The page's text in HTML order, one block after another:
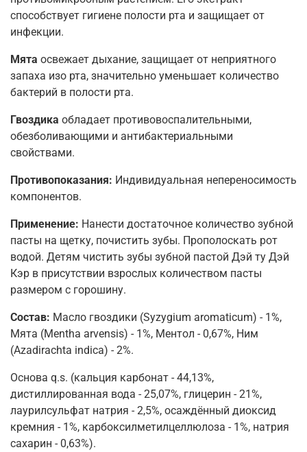
способствует гигиене полости рта и защищает от
инфекции.
Мята освежает дыхание, защищает от неприятного
запаха изо рта, значительно уменьшает количество
бактерий в полости рта.
Гвоздика обладает противовоспалительными,
обезболивающими и антибактериальными
свойствами.
Противопоказания: Индивидуальная непереносимость
компонентов.
Применение: Нанести достаточное количество зубной
пасты на щетку, почистить зубы. Прополоскать рот
водой. Детям чистить зубы зубной пастой Дэй ту Дэй
Кэр в присутствии взрослых количеством пасты
размером с горошину.
Состав: Масло гвоздики (Syzygium aromaticum) - 1%,
Мята (Mentha arvensis) - 1%, Ментол - 0,67%, Ним
(Azadirachta indica) - 2%.
Основа q.s. (кальция карбонат - 44,13%,
дистиллированная вода - 25,07%, глицерин - 21%,
лаурилсульфат натрия - 2,5%, осаждённый диоксид
кремния - 1%, карбоксилметилцеллюлоза - 1%, натрия
сахарин - 0,63%).